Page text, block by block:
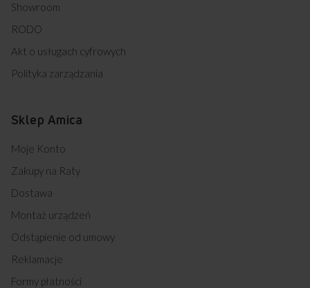
Showroom
RODO
Akt o usługach cyfrowych
Polityka zarządzania
Sklep Amica
Moje Konto
Zakupy na Raty
Dostawa
Montaż urządzeń
Odstąpienie od umowy
Reklamacje
Formy płatności